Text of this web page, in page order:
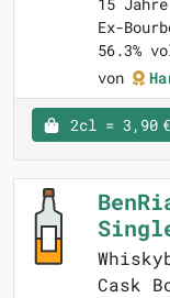
Ex-
56.3%
von
2cl = 3,90 €
Cask